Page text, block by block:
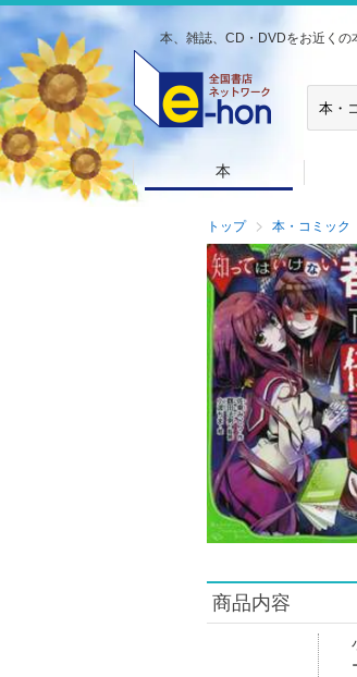
本、雑誌、CD・DVDをお近くの
本
トップ 本・コミック
商品内容